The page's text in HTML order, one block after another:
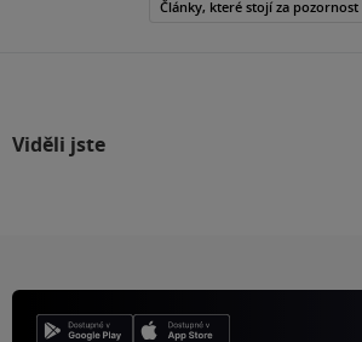
Články, které stojí za pozornost
Viděli jste